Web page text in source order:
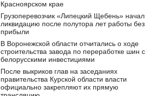
Красноярском крае
Грузоперевозчик «Липецкий Щебень» начал
ликвидацию после полутора лет работы без
прибыли
В Воронежской области отчитались о ходе
строительства завода по переработке шин с
белорусскими инвестициями
После выкриков глав на заседаниях
правительства Курской области власти
официально закрепляют их прямую